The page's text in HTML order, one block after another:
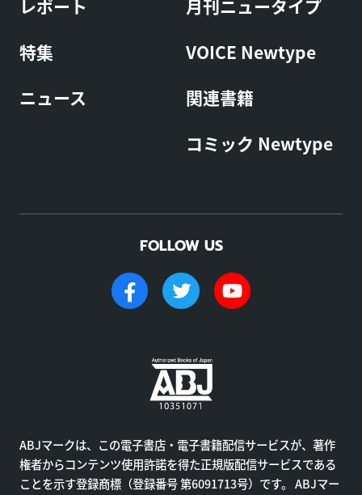
レポート
特集
ニュース
月刊ニュータイプ
VOICE Newtype
関連書籍
コミック Newtype
FOLLOW US
ABJマークは、この電子書店・電子書籍配信サービスが、著作
権者からコンテンツ使用許諾を得た正規版配信サービスである
ことを示す登録商標（登録番号 第6091713号）です。 ABJマー